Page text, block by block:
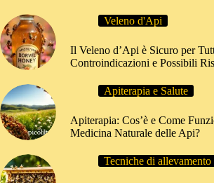
Veleno d'Api
Il Veleno d’Api è Sicuro per
Controindicazioni e Possibili
Apiterapia e Salute
Apiterapia: Cos’è e Come
Medicina Naturale delle Api?
Tecniche di allevamento